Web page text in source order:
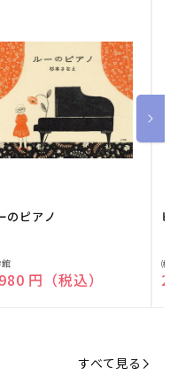
のピアノ
価格
円（税込）
ピ
販
売
㈱
すべて見る